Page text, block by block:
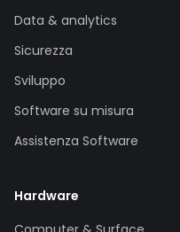
Data & analytics
Sicurezza
Sviluppo
Software su misura
Assistenza Software
Hardware